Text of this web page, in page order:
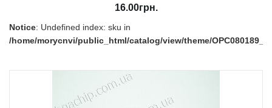
16.00грн.
Notice: Undefined index: sku in
/home/morycnvi/public_html/catalog/view/theme/